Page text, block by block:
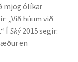
mjög ólíkar
„Við búum við
Í Ský2015 segir:
en